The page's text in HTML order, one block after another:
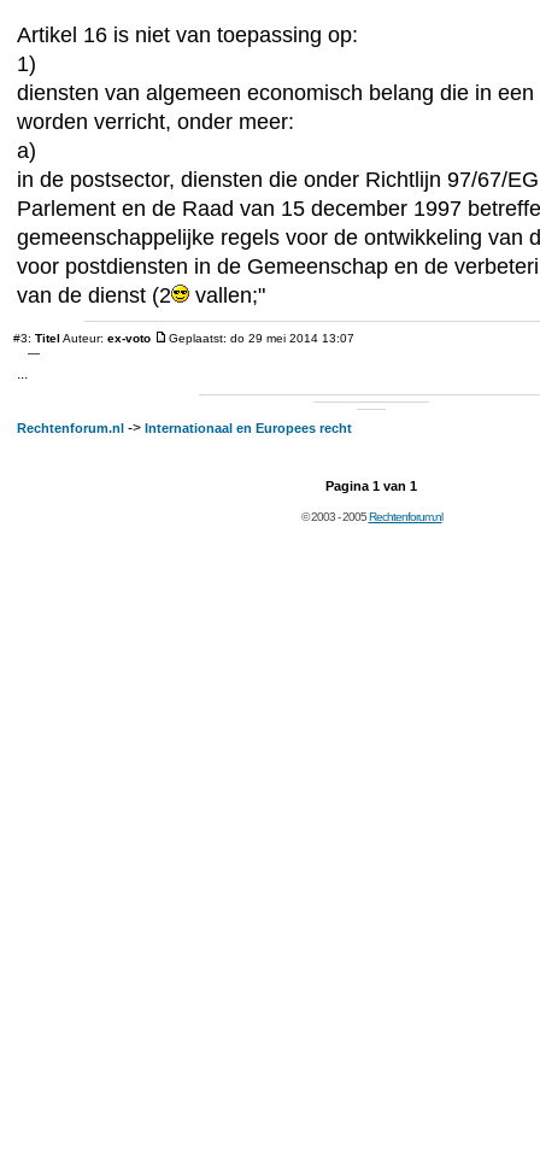
Artikel 16 is niet van toepassing op:
1)
diensten van algemeen economisch belang die in
worden verricht, onder meer:
a)
in de postsector, diensten die onder Richtlijn 97/67/
Parlement en de Raad van 15 december 1997
gemeenschappelijke regels voor de ontwikkeling van
voor postdiensten in de Gemeenschap en de
van de dienst (2
vallen;"
#3: Titel Auteur: ex-voto
Geplaatst: do 29 mei 2014 13:07
—
...
Rechtenforum.nl -> Internationaal en Europees recht
Pagina 1 van 1
© 2003 - 2005Rechtenforum.nl